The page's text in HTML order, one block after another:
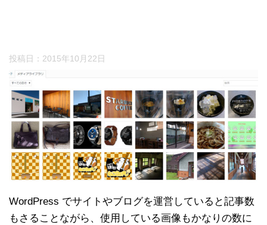
投稿日： 2015年10月22日
WordPress でサイトやブログを運営していると記事数
もさることながら、使用している画像もかなりの数に